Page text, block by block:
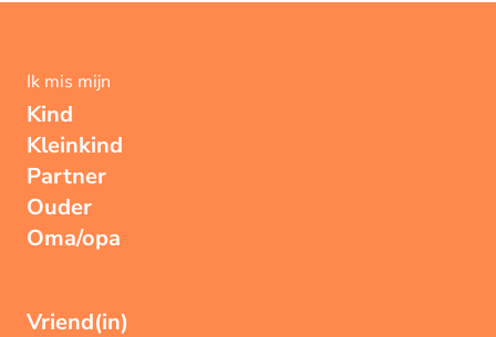
Ik mis mijn
Kind
Kleinkind
Partner
Ouder
Oma/opa
Vriend(in)